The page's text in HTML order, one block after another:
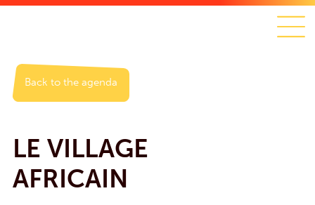
Back to the agenda
LE VILLAGE
AFRICAIN